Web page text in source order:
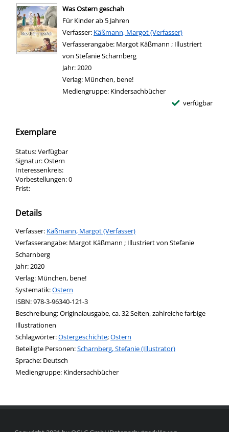
Was Ostern geschah
Für Kinder ab 5 Jahren
Verfasser: Suche nach diesem Verfasser
Käßmann, Margot (Verfasser)
Verfasserangabe: Margot Käßmann ; Illustriert
von Stefanie Scharnberg
Jahr:2020
Verlag: München, bene!
Mediengruppe: Kindersachbücher
verfügbar
Exemplare
Status:Verfügbar
Signatur:Ostern
Interessenkreis:
Vorbestellungen:0
Frist:
Details
Verfasser: Suche nach diesem Verfasser
Käßmann, Margot (Verfasser)
Verfasserangabe: Margot Käßmann ; Illustriert von Stefanie
Scharnberg
Jahr:2020
Verlag: München, bene!
opens in new tab
Diesen Link in neuem Tab öffnen
Systematik:Suche nach dieser Systematik
Ostern
Suche nach diesem Interessenskreis
ISBN:978-3-96340-121-3
Beschreibung:Originalausgabe, ca. 32 Seiten, zahlreiche farbige
Illustrationen
Schlagwörter:Ostergeschichte;Ostern
Beteiligte Personen:Suche nach dieser Beteiligten Person
Scharnberg, Stefanie (Illustrator)
Sprache: Deutsch
Mediengruppe: Kindersachbücher